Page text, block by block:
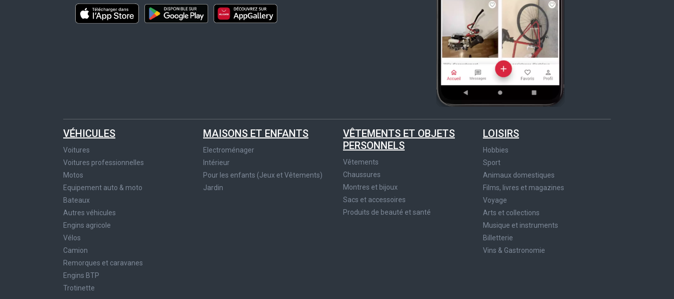
VÉHICULES
Voitures
Voitures professionnelles
Motos
Equipement auto & moto
Bateaux
Autres véhicules
Engins agricole
Vélos
Camion
Remorques et caravanes
Engins BTP
Trotinette
MAISONS ET ENFANTS
Electroménager
Intérieur
Pour les enfants (Jeux et Vêtements)
Jardin
VÊTEMENTS ET OBJETS
PERSONNELS
Vêtements
Chaussures
Montres et bijoux
Sacs et accessoires
Produits de beauté et santé
LOISIRS
Hobbies
Sport
Animaux domestiques
Films, livres et magazines
Voyage
Arts et collections
Musique et instruments
Billetterie
Vins & Gastronomie